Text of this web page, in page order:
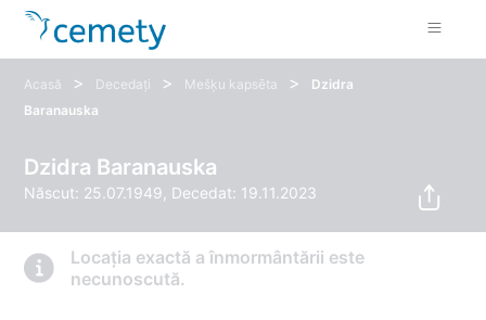
Acasă > Decedați > Mešķu kapsēta >
Dzidra
Baranauska
Dzidra Baranauska
Născut: 25.07.1949, Decedat: 19.11.2023
Locația exactă a înmormântării este
necunoscută.